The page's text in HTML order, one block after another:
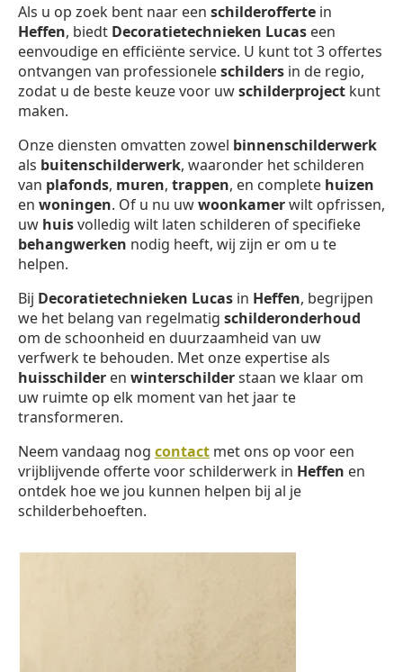
Als u op zoek bent naar een schilderofferte in
Heffen, biedt Decoratietechnieken Lucas een
eenvoudige en efficiënte service. U kunt tot 3 offertes
ontvangen van professioneleschilders in de regio,
zodat u de beste keuze voor uwschilderproject kunt
maken.
Onze diensten omvatten zowel binnenschilderwerk
als buitenschilderwerk, waaronder het schilderen
van plafonds, muren, trappen, en complete huizen
en woningen. Of u nu uwwoonkamerwilt opfrissen,
uw huisvolledig wilt laten schilderen of specifieke
behangwerken nodig heeft, wij zijn er om u te
helpen.
Bij Decoratietechnieken Lucas in Heffen, begrijpen
we het belang van regelmatig schilderonderhoud
om de schoonheid en duurzaamheid van uw
verfwerk te behouden. Met onze expertise als
huisschilder en winterschilderstaan we klaar om
uw ruimte op elk moment van het jaar te
transformeren.
Neem vandaag nog contact met ons op voor een
vrijblijvende offerte voor schilderwerk in Heffen en
ontdek hoe we jou kunnen helpen bij al je
schilderbehoeften.